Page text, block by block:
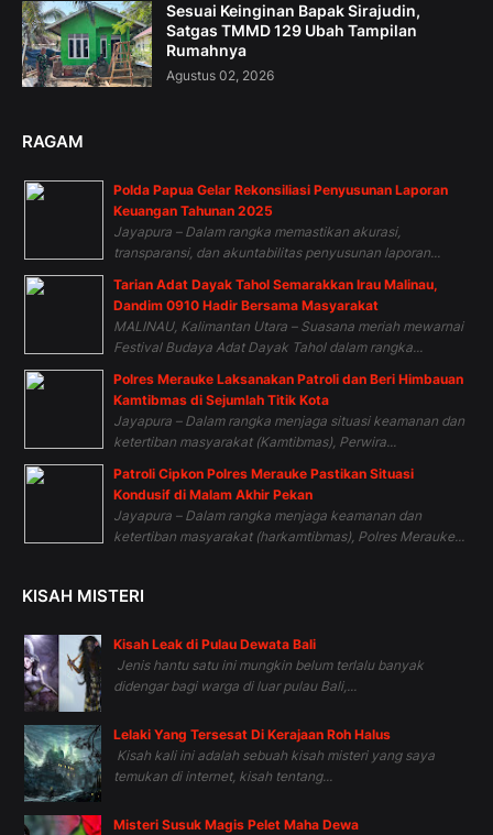
Sesuai Keinginan Bapak Sirajudin,
Satgas TMMD 129 Ubah Tampilan
Rumahnya
Agustus 02, 2026
RAGAM
Polda Papua Gelar Rekonsiliasi Penyusunan Laporan
Keuangan Tahunan 2025
Jayapura – Dalam rangka memastikan akurasi,
transparansi, dan akuntabilitas penyusunan laporan...
Tarian Adat Dayak Tahol Semarakkan Irau Malinau,
Dandim 0910 Hadir Bersama Masyarakat
MALINAU, Kalimantan Utara – Suasana meriah mewarnai
Festival Budaya Adat Dayak Tahol dalam rangka...
Polres Merauke Laksanakan Patroli dan Beri Himbauan
Kamtibmas di Sejumlah Titik Kota
Jayapura – Dalam rangka menjaga situasi keamanan dan
ketertiban masyarakat (Kamtibmas), Perwira...
Patroli Cipkon Polres Merauke Pastikan Situasi
Kondusif di Malam Akhir Pekan
Jayapura – Dalam rangka menjaga keamanan dan
ketertiban masyarakat (harkamtibmas), Polres Merauke...
KISAH MISTERI
Kisah Leak di Pulau Dewata Bali
Jenis hantu satu ini mungkin belum terlalu banyak
didengar bagi warga di luar pulau Bali,...
Lelaki Yang Tersesat Di Kerajaan Roh Halus
Kisah kali ini adalah sebuah kisah misteri yang saya
temukan di internet, kisah tentang...
Misteri Susuk Magis Pelet Maha Dewa